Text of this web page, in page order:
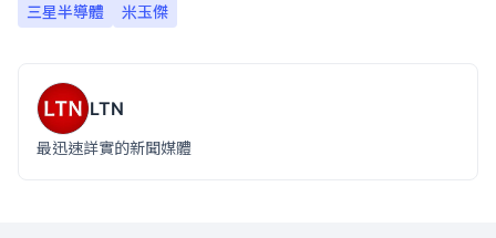
三星半導體
米玉傑
LTN
最迅速詳實的新聞媒體